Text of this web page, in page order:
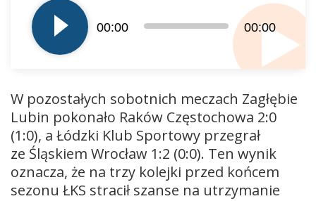
plików
dźwiękowych
00:00 00:00
W pozostałych sobotnich meczach Zagłębie
Lubin pokonało Raków Częstochowa 2:0
(1:0), a Łódzki Klub Sportowy przegrał
ze Śląskiem Wrocław 1:2 (0:0). Ten wynik
oznacza, że na trzy kolejki przed końcem
sezonu ŁKS stracił szanse na utrzymanie